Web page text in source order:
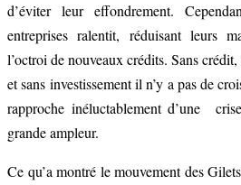
d’éviter leur effondrement.
entreprises ralentit, réduisant leurs
l’octroi de nouveaux crédits. Sans crédit,
et sans investissement il n’y a pas de
rapproche inéluctablement d’une
grande ampleur.
Ce qu’a montré le mouvement des